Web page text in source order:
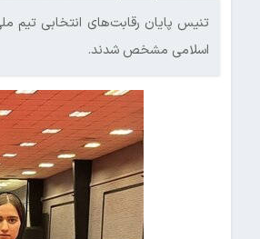
تنیس پایان رقابت‌های انتخابی تیم
اسلامی مشخص شدند.